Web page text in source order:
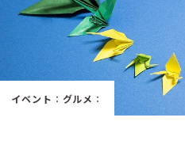
「場」
HAREL
イベント ： グルメ ：